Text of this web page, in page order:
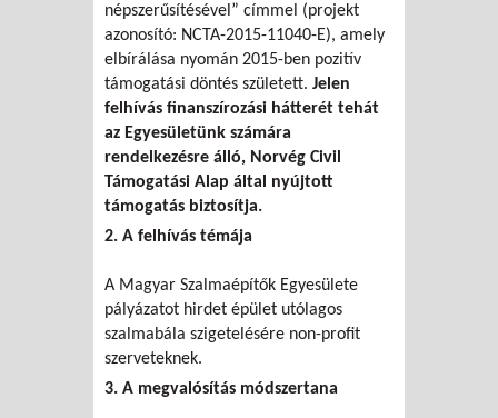
népszerűsítésével” címmel (projekt
azonosító: NCTA-2015-11040-E), amely
elbírálása nyomán 2015-ben pozitív
támogatási döntés született. Jelen
felhívás finanszírozási hátterét tehát
az Egyesületünk számára
rendelkezésre álló, Norvég Civil
Támogatási Alap által nyújtott
támogatás biztosítja.
2. A felhívás témája
A Magyar Szalmaépítők Egyesülete
pályázatot hirdet épület utólagos
szalmabála szigetelésére non-profit
szerveteknek.
3. A megvalósítás módszertana